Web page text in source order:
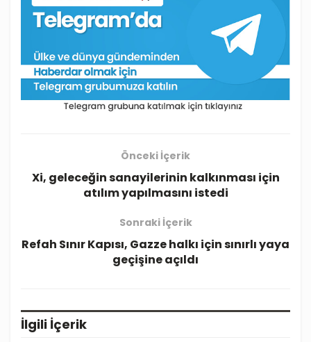
Önceki İçerik
Xi, geleceğin sanayilerinin kalkınması için
atılım yapılmasını istedi
Sonraki İçerik
Refah Sınır Kapısı, Gazze halkı için sınırlı yaya
geçişine açıldı
İlgili İçerik